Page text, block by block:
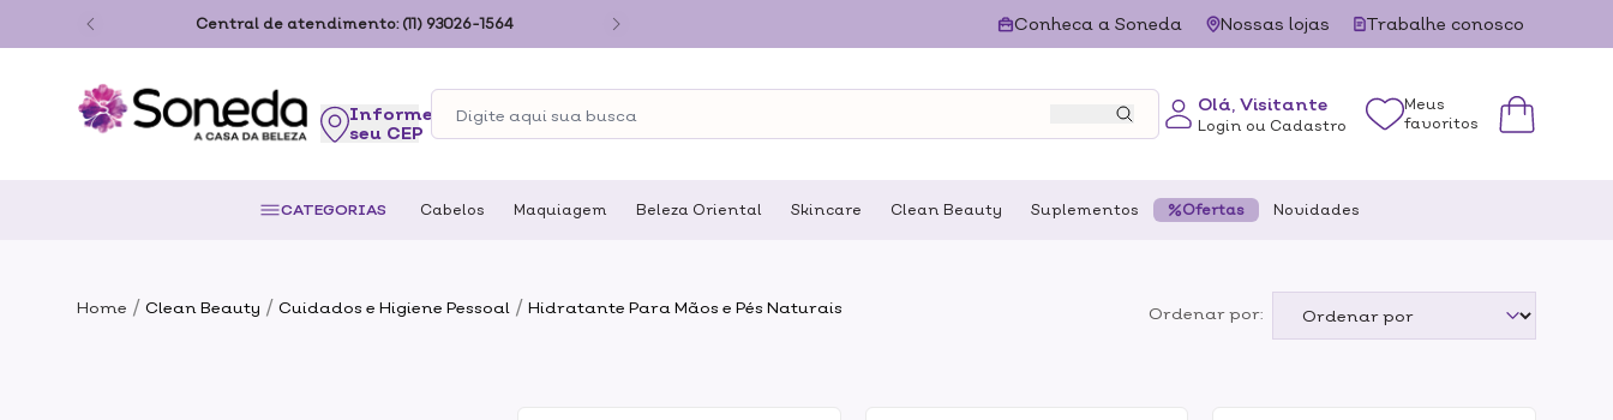
Central de atendimento: (11) 93026-1564 Conheca a Soneda Nossas lojas Trabalhe conosco
seu CEP
Olá, Visitante
Login ou Cadastro
Meus
favoritos
CATEGORIAS Cabelos Maquiagem Beleza Oriental Skincare Clean Beauty Suplementos Ofertas Novidades
Home / Clean Beauty / Cuidados e Higiene Pessoal / Hidratante Para Mãos e Pés Naturais Ordenar por: